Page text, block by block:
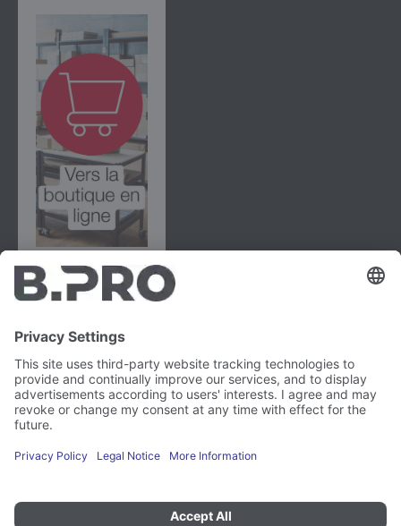
Flehinger Straße 59
75038 Oberderdingen (Allemagne)
Politique de confidentialité
LinkedIn